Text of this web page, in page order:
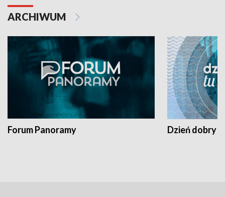
ARCHIWUM
Forum Panoramy Dzień dobry